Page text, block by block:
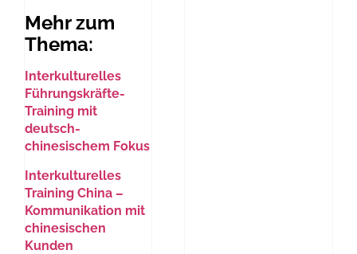
Mehr zum
Thema:
Interkulturelles
Führungskräfte-
Training mit
deutsch-
chinesischem Fokus
Interkulturelles
Training China –
Kommunikation mit
chinesischen
Kunden